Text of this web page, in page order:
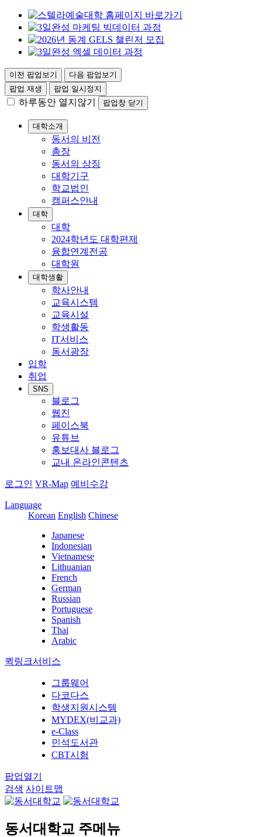
이전 팝업보기
다음 팝업보기
팝업 재생
팝업 일시정지
하루동안 열지않기 팝업창 닫기
대학소개
동서의 비전
총장
동서의 상징
대학기구
학교법인
캠퍼스안내
대학
대학
2024학년도 대학편제
융합연계전공
대학원
대학생활
학사안내
교육시스템
교육시설
학생활동
IT서비스
동서광장
입학
취업
SNS
블로그
웹진
페이스북
유튜브
홍보대사 블로그
교내 온라인콘텐츠
로그인 VR-Map 예비수강
Language
Korean English Chinese
Japanese
Indonesian
Vietnamese
Lithuanian
French
German
Russian
Portuguese
Spanish
Thai
Arabic
퀵링크서비스
그룹웨어
다코다스
학생지원시스템
MYDEX(비교과)
e-Class
민석도서관
CBT시험
팝업열기
검색 사이트맵
동서대학교 주메뉴